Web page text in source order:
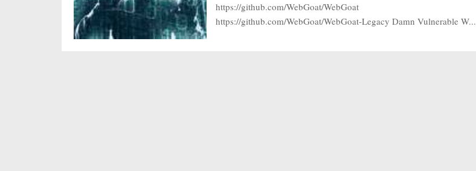
https://github.com/WebGoat/WebGoat
https://github.com/WebGoat/WebGoat-Legacy Damn Vulnerable W...